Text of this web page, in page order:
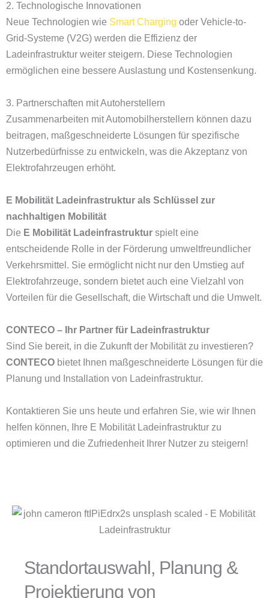
2. Technologische Innovationen
Neue Technologien wie Smart Charging oder Vehicle-to-
Grid-Systeme (V2G) werden die Effizienz der
Ladeinfrastruktur weiter steigern. Diese Technologien
ermöglichen eine bessere Auslastung und Kostensenkung.
3. Partnerschaften mit Autoherstellern
Zusammenarbeiten mit Automobilherstellern können dazu
beitragen, maßgeschneiderte Lösungen für spezifische
Nutzerbedürfnisse zu entwickeln, was die Akzeptanz von
Elektrofahrzeugen erhöht.
E Mobilität Ladeinfrastruktur als Schlüssel zur
nachhaltigen Mobilität
Die E Mobilität Ladeinfrastruktur spielt eine
entscheidende Rolle in der Förderung umweltfreundlicher
Verkehrsmittel. Sie ermöglicht nicht nur den Umstieg auf
Elektrofahrzeuge, sondern bietet auch eine Vielzahl von
Vorteilen für die Gesellschaft, die Wirtschaft und die Umwelt.
CONTECO – Ihr Partner für Ladeinfrastruktur
Sind Sie bereit, in die Zukunft der Mobilität zu investieren?
CONTECO bietet Ihnen maßgeschneiderte Lösungen für die
Planung und Installation von Ladeinfrastruktur.
Kontaktieren Sie uns heute und erfahren Sie, wie wir Ihnen
helfen können, Ihre E Mobilität Ladeinfrastruktur zu
optimieren und die Zufriedenheit Ihrer Nutzer zu steigern!
Standortauswahl, Planung &
Projektierung von